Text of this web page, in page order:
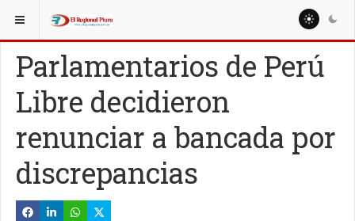
ESTÁ AQUÍ: NACIONALES
Parlamentarios de Perú
Libre decidieron
renunciar a bancada por
discrepancias